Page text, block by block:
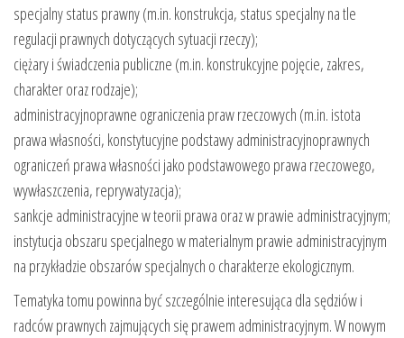
specjalny status prawny (m.in. konstrukcja, status specjalny na tle
regulacji prawnych dotyczących sytuacji rzeczy);
ciężary i świadczenia publiczne (m.in. konstrukcyjne pojęcie, zakres,
charakter oraz rodzaje);
administracyjnoprawne ograniczenia praw rzeczowych (m.in. istota
prawa własności, konstytucyjne podstawy administracyjnoprawnych
ograniczeń prawa własności jako podstawowego prawa rzeczowego,
wywłaszczenia, reprywatyzacja);
sankcje administracyjne w teorii prawa oraz w prawie administracyjnym;
instytucja obszaru specjalnego w materialnym prawie administracyjnym
na przykładzie obszarów specjalnych o charakterze ekologicznym.
Tematyka tomu powinna być szczególnie interesująca dla sędziów i
radców prawnych zajmujących się prawem administracyjnym. W nowym